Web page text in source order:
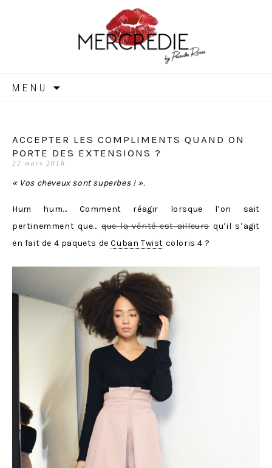
MERCREDIE
MENU
ACCEPTER LES COMPLIMENTS QUAND ON
PORTE DES EXTENSIONS ?
22 mars 2016
« Vos cheveux sont superbes ! ».
Hum hum… Comment réagir lorsque l’on sait
pertinemment que… que la vérité est ailleursqu’il s’agit
en fait de 4 paquets deCuban Twist coloris 4 ?